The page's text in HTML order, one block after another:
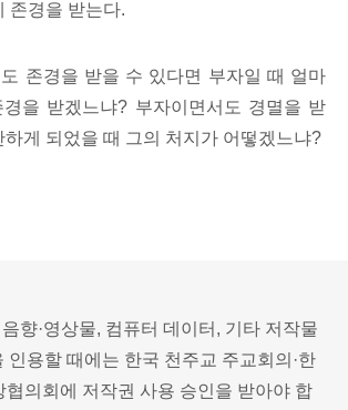
존경을 받는다.
존경을 받을 수 있다면 부자일 때 얼마
을 받겠느냐? 부자이면서도 경멸을 받
하게 되었을 때 그의 처지가 어떻겠느냐?
향·영상물, 컴퓨터 데이터, 기타 저작물
인용할 때에는 한국 천주교 주교회의·한
협의회에 저작권 사용 승인을 받아야 합